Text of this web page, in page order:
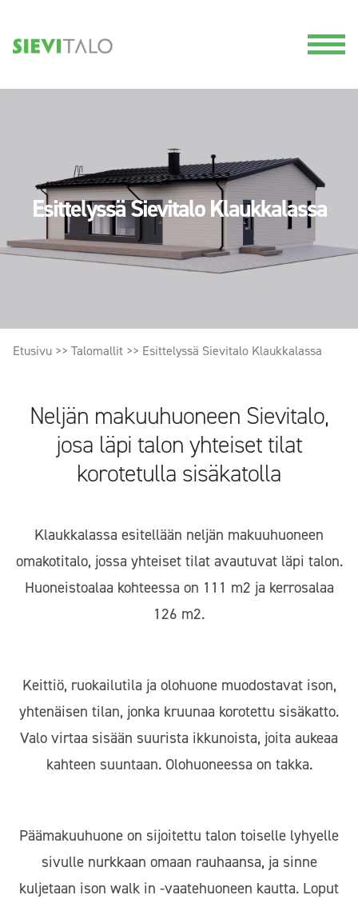
Esittelyssä Sievitalo Klaukkalassa
Etusivu >> Talomallit >> Esittelyssä Sievitalo Klaukkalassa
Neljän makuuhuoneen Sievitalo,
josa läpi talon yhteiset tilat
korotetulla sisäkatolla
Klaukkalassa esitellään neljän makuuhuoneen
omakotitalo, jossa yhteiset tilat avautuvat läpi talon.
Huoneistoalaa kohteessa on 111 m2 ja kerrosalaa
126 m2.
Keittiö, ruokailutila ja olohuone muodostavat ison,
yhtenäisen tilan, jonka kruunaa korotettu sisäkatto.
Valo virtaa sisään suurista ikkunoista, joita aukeaa
kahteen suuntaan. Olohuoneessa on takka.
Päämakuuhuone on sijoitettu talon toiselle lyhyelle
sivulle nurkkaan omaan rauhaansa, ja sinne
kuljetaan ison walk in -vaatehuoneen kautta. Loput